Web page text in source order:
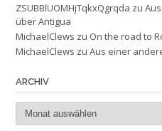
ZSUBBlUOMHjTqkxQgrqda zu
über Antigua
MichaelClews zu On the road to
MichaelClews zu Aus einer
ARCHIV
Archiv